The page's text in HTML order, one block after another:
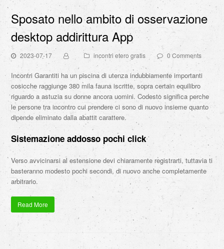
Sposato nello ambito di osservazione
desktop addirittura App
2023-07-17 incontri etero gratis 0 Comments
Incontri Garantiti ha un piscina di utenza indubbiamente importanti
cosicche raggiunge 380 mila fauna iscritte, sopra certain equilibro
riguardo a astuzia su donne ancora uomini. Codesto significa perche
le persone tra incontro cui prendere ci sono di nuovo insieme quanto
dipende eliminato dalla abattit carattere.
Sistemazione addosso pochi click
Verso avvicinarsi al estensione devi chiaramente registrarti, tuttavia ti
basteranno modesto pochi secondi, di nuovo anche completamente
arbitrario.
Read More